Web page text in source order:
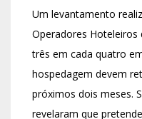
Um levantamento
Operadores Hoteleiros
três em cada quatro
hospedagem devem
próximos dois meses.
revelaram que